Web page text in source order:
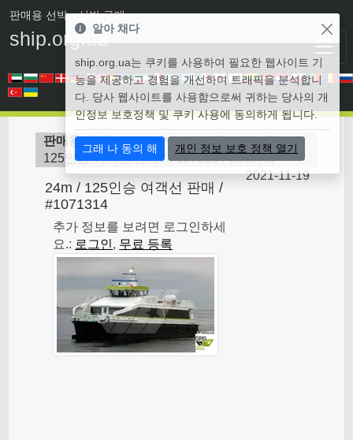
판매용 선박• 선박 구매
ship.org.ua
판매용 선박>모터 선박 - 판매용 선박>24m /
125인승 여객선 판매 / #1071314(id6075)
2021-11-19
24m / 125인승 여객선 판매 /
#1071314
추가 정보를 보려면 로그인하세
요.: 로그인, 무료 등록
알아 채다
ship.org.ua는 쿠키를 사용하여 필요한 웹사이트 기
능을 제공하고 경험을 개선하며 트래픽을 분석합니
다. 당사 웹사이트를 사용함으로써 귀하는 당사의 개
인정보 보호정책 및 쿠키 사용에 동의하게 됩니다.
그래 나 동의 해 개인 정보 보호 정책 열기